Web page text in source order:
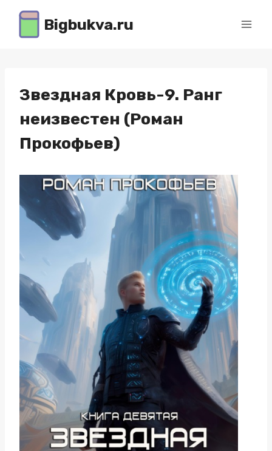
Перейти
содержимому
Bigbukva.ru
Звездная Кровь-9. Ранг
неизвестен (Роман
Прокофьев)